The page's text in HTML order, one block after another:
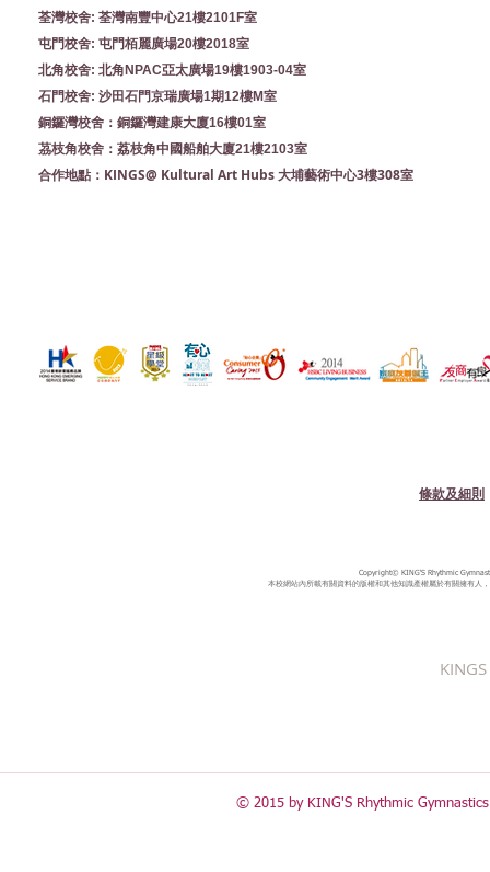
荃灣校舍: 荃灣南豐中心21樓2101F室
屯門校舍: 屯門栢麗廣場20樓2018室
北角校舍: 北角NPAC亞太廣場19樓1903-04室
石門校舍: 沙田石門京瑞廣場1期12樓M室
銅鑼灣校舍：銅鑼灣建康大廈16樓01室
茘枝角校舍：荔枝角中國船舶大廈21樓2103室
合作地點： KINGS@ Kultural Art Hubs 大埔藝術中心3樓308室
條款及細則
Copyright© KING'S Rhythmic
本校網站內所載有關資料的版權和其他知識產權屬於有關擁有人
© 2015 by KING'S Rhythmic